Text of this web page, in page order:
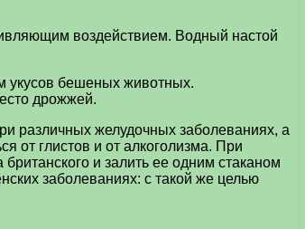
воздействием. Водный настой
укусов бешеных животных.
дрожжей.
различных желудочных заболеваниях, а
от глистов и от алкоголизма. При
и залить ее одним стаканом
заболеваниях: с такой же целью